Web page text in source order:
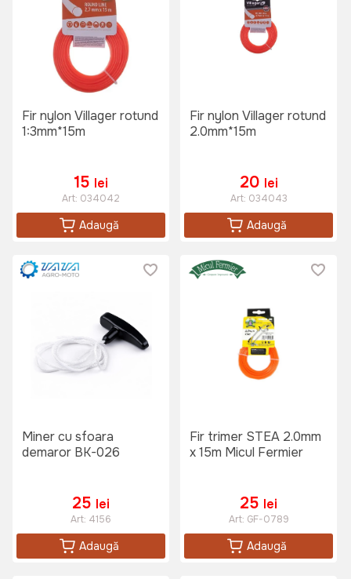
Fir nylon Villager rotund
1:3mm*15m
15 lei
Art: 034042
Adaugă
Fir nylon Villager rotund
2.0mm*15m
20 lei
Art: 034043
Adaugă
Miner cu sfoara
demaror BK-026
25 lei
Art: 4156
Adaugă
Fir trimer STEA 2.0mm
x 15m Micul Fermier
25 lei
Art: GF-0789
Adaugă